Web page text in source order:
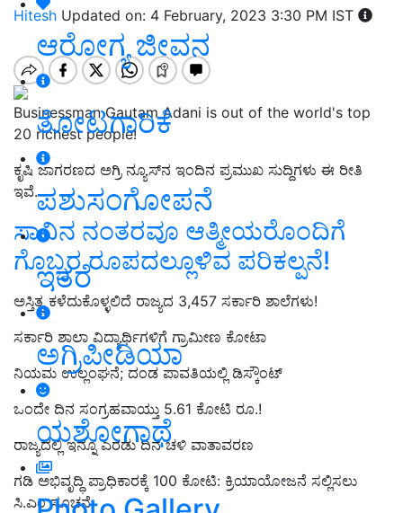
ಆರೋಗ್ಯ ಜೀವನ
ತೋಟಗಾರಿಕೆ
ಪಶುಸಂಗೋಪನೆ
ಇತರೆ
ಅಗ್ರಿಪೀಡಿಯಾ
ಯಶೋಗಾಥೆ
Hitesh Updated on: 4 February, 2023 3:30 PM IST
Businessman Gautam Adani is out of the world's top
20 richest people!
ಕೃಷಿ ಜಾಗರಣದ ಅಗ್ರಿ ನ್ಯೂಸ್‌ನ ಇಂದಿನ ಪ್ರಮುಖ ಸುದ್ದಿಗಳು ಈ ರೀತಿ
ಇವೆ.
ಸಾವಿನ ನಂತರವೂ ಆತ್ಮೀಯರೊಂದಿಗೆ
ಗೊಬ್ಬರ ರೂಪದಲ್ಲೂಳಿವ ಪರಿಕಲ್ಪನೆ!
ಅಸ್ತಿತ್ವ ಕಳೆದುಕೊಳ್ಳಲಿದೆ ರಾಜ್ಯದ 3,457 ಸರ್ಕಾರಿ ಶಾಲೆಗಳು!
ಸರ್ಕಾರಿ ಶಾಲಾ ವಿದ್ಯಾರ್ಥಿಗಳಿಗೆ ಗ್ರಾಮೀಣ ಕೋಟಾ
ನಿಯಮ ಉಲ್ಲಂಘನೆ; ದಂಡ ಪಾವತಿಯಲ್ಲಿ ಡಿಸ್ಕೌಂಟ್‌
ಒಂದೇ ದಿನ ಸಂಗ್ರಹವಾಯ್ತು 5.61 ಕೋಟಿ ರೂ.!
ರಾಜ್ಯದಲ್ಲಿ ಇನ್ನೂ ಎರಡು ದಿನ ಚಳಿ ವಾತಾವರಣ
ಗಡಿ ಅಭಿವೃದ್ಧಿ ಪ್ರಾಧಿಕಾರಕ್ಕೆ 100 ಕೋಟಿ: ಕ್ರಿಯಾಯೋಜನೆ ಸಲ್ಲಿಸಲು
ಸಿ.ಎಂ ಸೂಚನೆ